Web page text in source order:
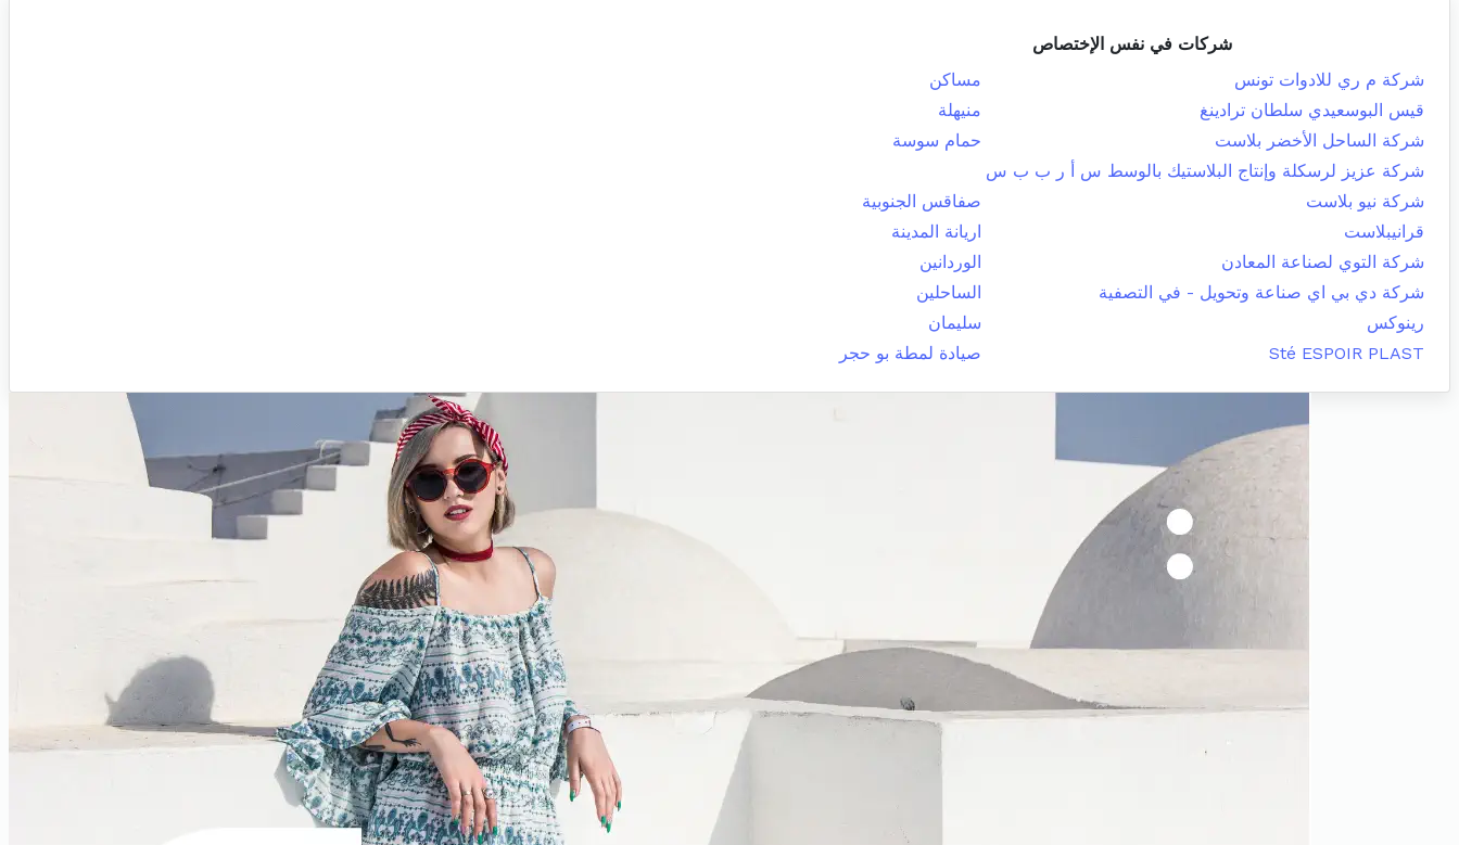
شركات في نفس الإختصاص
شركة م ري للادوات تونس
مساكن
قيس البوسعيدي سلطان ترادينغ
منيهلة
شركة الساحل الأخضر بلاست
حمام سوسة
شركة عزيز لرسكلة وإنتاج البلاستيك بالوسط س أ ر ب ب س
شركة نيو بلاست
صفاقس الجنوبية
قرانيبلاست
اريانة المدينة
شركة التوي لصناعة المعادن
الوردانين
شركة دي بي اي صناعة وتحويل - في التصفية
الساحلين
رينوكس
سليمان
Sté ESPOIR PLAST
صيادة لمطة بو حجر